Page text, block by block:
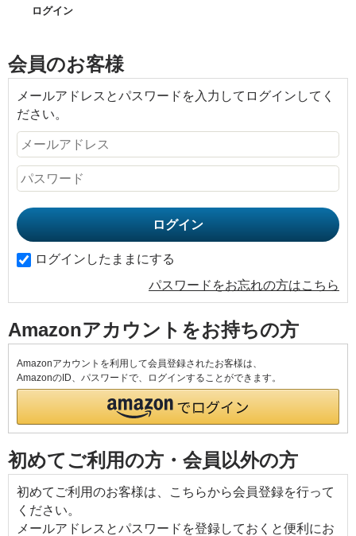
ログイン
会員のお客様
メールアドレスとパスワードを入力してログインしてく
ださい。
ログインしたままにする
パスワードをお忘れの方はこちら
Amazonアカウントをお持ちの方
Amazonアカウントを利用して会員登録されたお客様は、
AmazonのID、パスワードで、ログインすることができます。
初めてご利用の方・会員以外の方
初めてご利用のお客様は、こちらから会員登録を行って
ください。
メールアドレスとパスワードを登録しておくと便利にお